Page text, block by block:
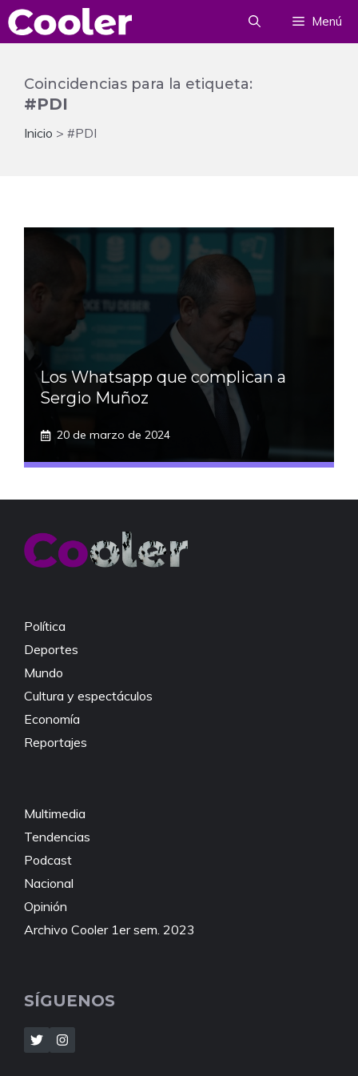
Saltar
al
Menú
Coincidencias para la etiqueta:
#PDI
Inicio > #PDI
Los Whatsapp que complican a
Sergio Muñoz
20 de marzo de 2024
Política
Deportes
Mundo
Cultura y espectáculos
Economía
Reportajes
Multimedia
Tendencias
Podcast
Nacional
Opinión
Archivo Cooler 1er sem. 2023
SÍGUENOS